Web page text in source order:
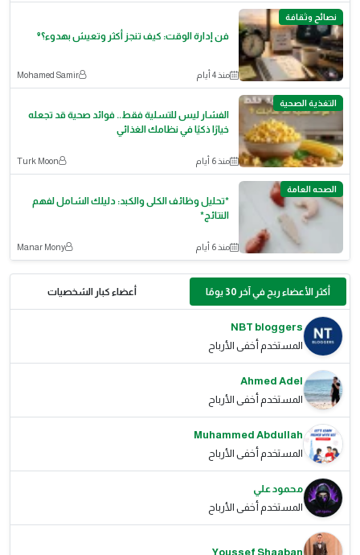
نصائح وثقافة
فن إدارة الوقت: كيف تنجز أكثر وتعيش بهدوء؟⁹
منذ 4 أيام Mohamed Samir
التغذية الصحية
الفشار ليس للتسلية فقط.. فوائد صحية قد تجعله
خيارًا ذكيًا في نظامك الغذائي
منذ 6 أيام Turk Moon
الصحه العامة
*تحليل وظائف الكلى والكبد: دليلك الشامل لفهم
النتائج*
منذ 6 أيام Manar Mony
أكثر الأعضاء ربح في آخر 30 يومًا أعضاء كبار الشخصيات
NBT bloggers
المستخدم أخفى الأرباح
Ahmed Adel
المستخدم أخفى الأرباح
Muhammed Abdullah
المستخدم أخفى الأرباح
محمود علي
المستخدم أخفى الأرباح
Youssef Shaaban